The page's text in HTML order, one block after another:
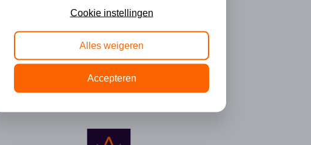
Cookie instellingen
Alles weigeren
Accepteren